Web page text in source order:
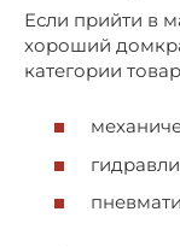
Если прийти в
хороший
категории